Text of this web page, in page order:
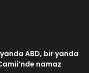
ABD, bir yanda
namaz